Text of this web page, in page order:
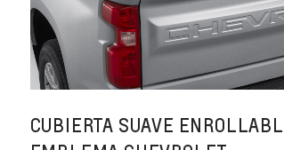
CUBIERTA SUAVE